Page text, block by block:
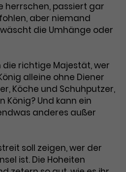
63561367-1
von Google Analytics
Cookie. Bestimmte
Solange es gesetzt ist,
bestimmte
DoubleClick
wird verwendet, um
mit
zu messen und
Funktionen
herrschen, passiert gar
aber niemand
die Umhänge oder
die richtige Majestät, wer
alleine ohne Diener
Köche und Schuhputzer,
König? Und kann ein
anderes außer
soll zeigen, wer der
ist. Die Hoheiten